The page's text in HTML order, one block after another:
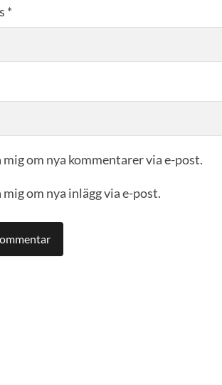
*
om nya kommentarer via e-post.
om nya inlägg via e-post.